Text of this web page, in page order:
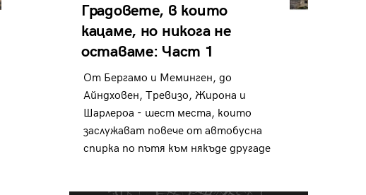
Градовете, в които
кацаме, но никога не
оставаме: Част 1
От Бергамо и Меминген, до
Айндховен, Тревизо, Жирона и
Шарлероа - шест места, които
заслужават повече от автобусна
спирка по пътя към някъде другаде